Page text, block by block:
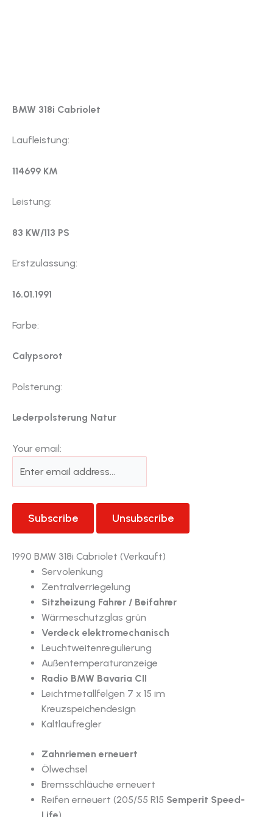
BMW 318i Cabriolet
Laufleistung:
114699 KM
Leistung:
83 KW/113 PS
Erstzulassung:
16.01.1991
Farbe:
Calypsorot
Polsterung:
Lederpolsterung Natur
Your email:
1990 BMW 318i Cabriolet (Verkauft)
Servolenkung
Zentralverriegelung
Sitzheizung Fahrer / Beifahrer
Wärmeschutzglas grün
Verdeck elektromechanisch
Leuchtweitenregulierung
Außentemperaturanzeige
Radio BMW Bavaria CII
Leichtmetallfelgen 7 x 15 im
Kreuzspeichendesign
Kaltlaufregler
Zahnriemen erneuert
Ölwechsel
Bremsschläuche erneuert
Reifen erneuert (205/55 R15 Semperit Speed-